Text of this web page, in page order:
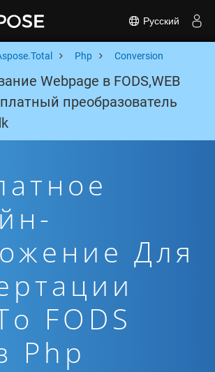
Русский
Php Conversion
Webpage в FODS,WEB
преобразователь
Для
FODS
Php